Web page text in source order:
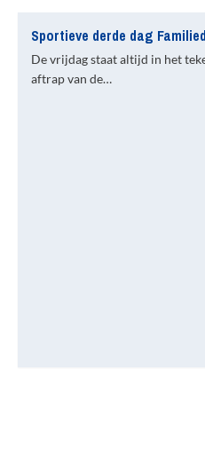
Sportieve derde dag
De vrijdag staat altijd in het
aftrap van de…